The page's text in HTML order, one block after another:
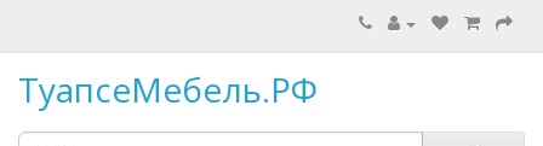
ТуапсеМебель.РФ